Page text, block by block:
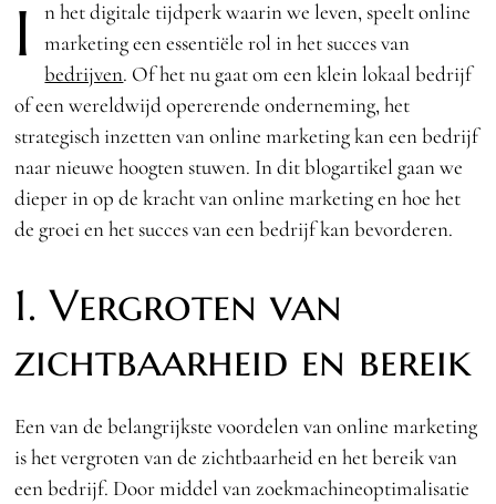
I
n het digitale tijdperk waarin we leven, speelt online
marketing een essentiële rol in het succes van
bedrijven. Of het nu gaat om een klein lokaal bedrijf
of een wereldwijd opererende onderneming, het
strategisch inzetten van online marketing kan een bedrijf
naar nieuwe hoogten stuwen. In dit blogartikel gaan we
dieper in op de kracht van online marketing en hoe het
de groei en het succes van een bedrijf kan bevorderen.
1. Vergroten van
zichtbaarheid en bereik
Een van de belangrijkste voordelen van online marketing
is het vergroten van de zichtbaarheid en het bereik van
een bedrijf. Door middel van zoekmachineoptimalisatie